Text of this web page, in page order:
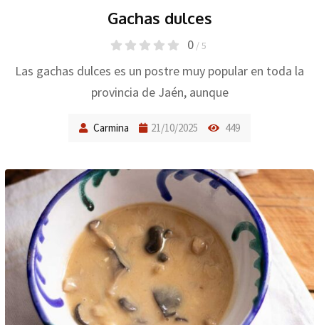
Gachas dulces
0 / 5
Las gachas dulces es un postre muy popular en toda la
provincia de Jaén, aunque
Carmina 21/10/2025 449